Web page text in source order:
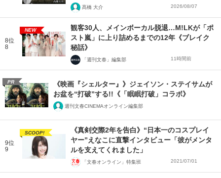
髙橋 大介 2026/08/07
8位
8
NEW
観客30人、メインボーカル脱退…M!LKが「ポ
スト嵐」に上り詰めるまでの12年《ブレイク
秘話》
「週刊文春」編集部 11時間前
PR
《映画『シェルター』》ジェイソン・ステイサムが
お盆を“打破”する!!《「眠眠打破」コラボ》
週刊文春CINEMAオンライン編集部
9位
9
SCOOP!
《真剣交際2年を告白》“日本一のコスプレイ
ヤー”えなこに直撃インタビュー「彼がメンタ
ルを支えてくれました」
「文春オンライン」特集班 2021/07/01